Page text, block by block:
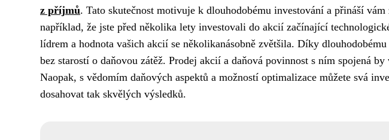
z příjmů. Tato skutečnost motivuje k dlouhodobému investování a přináší vám
například, že jste před několika lety investovali do akcií začínající
lídrem a hodnota vašich akcií se několikanásobně zvětšila. Díky
bez starostí o daňovou zátěž. Prodej akcií a daňová povinnost s ním spojená
Naopak, s vědomím daňových aspektů a možností optimalizace můžete svá
dosahovat tak skvělých výsledků.